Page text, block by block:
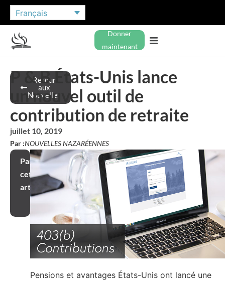
Français
Donner
maintenant
Retour
aux
Nouvelles
P & B États-Unis lance
un nouvel outil de
contribution de retraite
juillet 10, 2019
Par :NOUVELLES NAZARÉENNES
Partager
cet
article
Pensions et avantages États-Unis ont lancé une